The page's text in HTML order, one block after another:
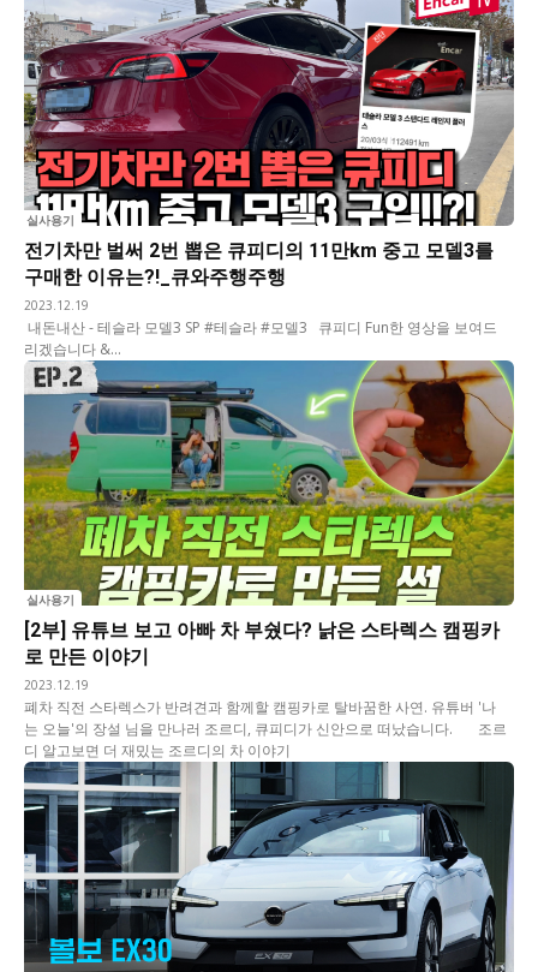
실사용기
전기차만 벌써 2번 뽑은 큐피디의 11만km 중고 모델3를
구매한 이유는?!_큐와주행주행
2023.12.19
리겠습니다 &...
실사용기
[2부] 유튜브 보고 아빠 차 부쉈다? 낡은 스타렉스 캠핑카
로 만든 이야기
2023.12.19
폐차 직전 스타렉스가 반려견과 함께할 캠핑카로 탈바꿈한 사연. 유튜버 '나
는 오늘'의 장설 님을 만나러 조르디, 큐피디가 신안으로 떠났습니다. 조르